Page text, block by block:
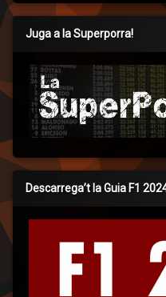
Juga a la Superporra!
Descarrega’t la Guia F1